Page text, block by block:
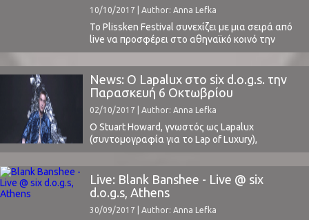
ενώθηκαν και εκφράστηκαν από τα μέλη της
μπάντας που ταξίδεψαν ...
10/10/2017 | Author: Anna Lefka
Το Plissken Festival συνεχίζει με μια σειρά από
live να προσφέρει στο αθηναϊκό κοινό την
δυνατότητα να παρακολουθήσει με πολύ
οικονομικό εισιτήριο, κορυφαίους καλλιτέχνες
της παγκόσμιας μουσικής σκηνής του τώρα,
από ένα ευρύ φάσμα μουσικών ειδών, την
στιγμή που βρίσκονται στην πιο δημιουργική
φάση της καριέρας τους. Κάτι που αναμφίβολα
...
News: Ο Lapalux στο six d.o.g.s. την
Παρασκευή 6 Οκτωβρίου
02/10/2017 | Author: Anna Lefka
O Stuart Howard, γνωστός ως Lapalux
(συντομογραφία για το Lap of Luxury),
επισκέπτεται την Αθήνα για μία συναυλία στο 6
d.o.g.s. στις 6 Οκτωβρίου.Ο παραγωγός από το
Essex κυκλοφόρησε φέτος το τρίτο του LP με
τον τίτλο "Ruinism", αποσπώντας και πάλι
εγκωμιαστικές κριτικές. Στο "Ruinism" ο Lapalux
στρέφεται προς ένα ...
Live: Blank Banshee - Live @ six
d.o.g.s, Athens
30/09/2017 | Author: Anna Lefka